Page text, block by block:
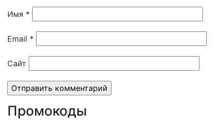
Имя *
Email *
Сайт
Промокоды